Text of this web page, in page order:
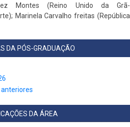
Montes (Reino Unido da Grã-
Marinela Carvalho freitas (República
DA PÓS-GRADUAÇÃO
DA ÁREA